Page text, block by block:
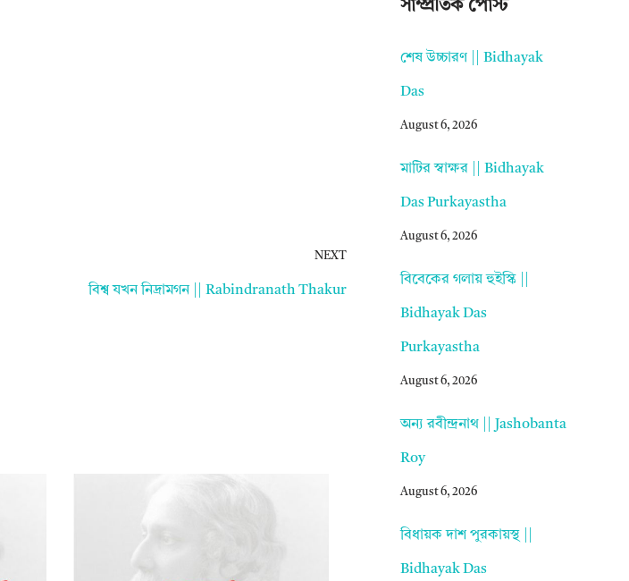
NEXT
বিশ্ব যখন নিদ্রামগন || Rabindranath Thakur
সাম্প্রতিক পোস্ট
শেষ উচ্চারণ || Bidhayak
Das
August 6, 2026
মাটির স্বাক্ষর || Bidhayak
Das Purkayastha
August 6, 2026
বিবেকের গলায় হুইস্কি ||
Bidhayak Das
Purkayastha
August 6, 2026
অন্য রবীন্দ্রনাথ || Jashobanta
Roy
August 6, 2026
বিধায়ক দাশ পুরকায়স্থ ||
Bidhayak Das